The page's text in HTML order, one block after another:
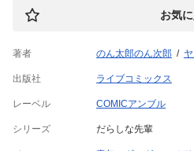
お気
著者 のん太郎のん次郎
出版社 ライブコミックス
レーベル COMICアンブル
シリーズ だらしな先輩